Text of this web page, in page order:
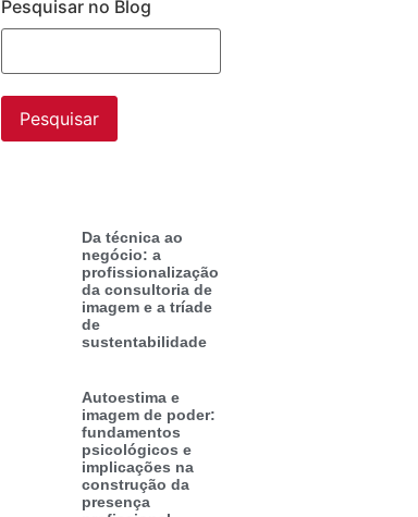
Pesquisar no Blog
Da técnica ao
negócio: a
profissionalização
da consultoria de
imagem e a tríade
de
sustentabilidade
Autoestima e
imagem de poder:
fundamentos
psicológicos e
implicações na
construção da
presença